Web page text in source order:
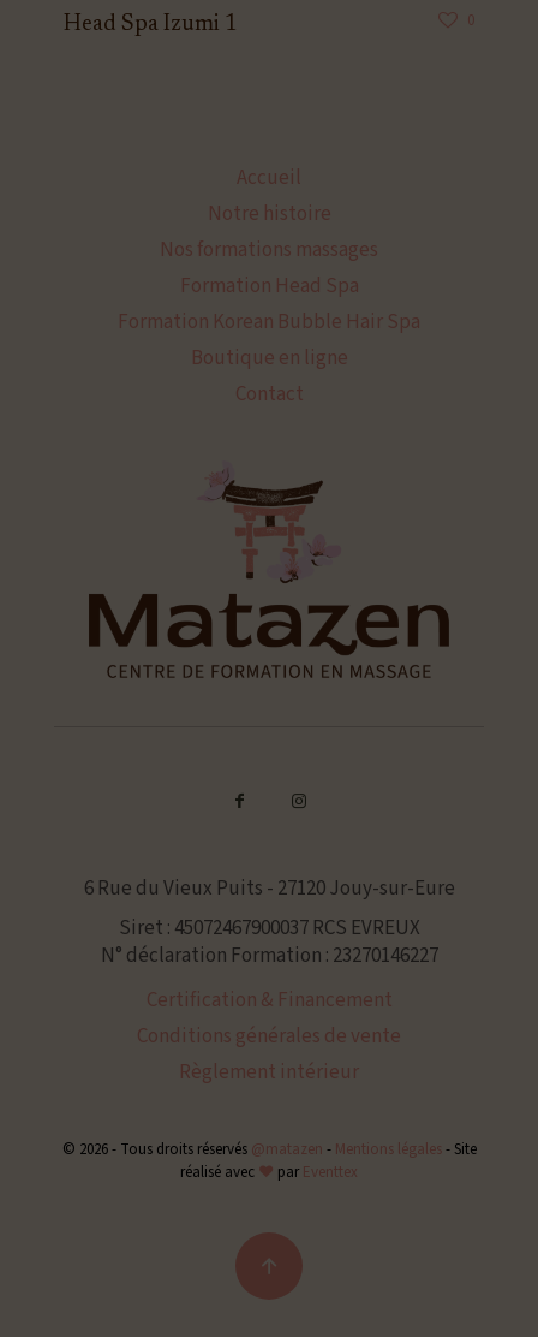
Head Spa Izumi 1 0
Accueil
Notre histoire
Nos formations massages
Formation Head Spa
Formation Korean Bubble Hair Spa
Boutique en ligne
Contact
6 Rue du Vieux Puits - 27120 Jouy-sur-Eure
Siret : 45072467900037 RCS EVREUX
N° déclaration Formation : 23270146227
Certification & Financement
Conditions générales de vente
Règlement intérieur
© 2026 - Tous droits réservés @matazen - Mentions légales -Site
réalisé avec ❤ par Eventtex